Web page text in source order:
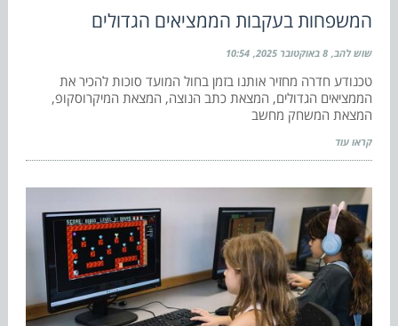
המשפחות בעקבות הממציאים הגדולים
שוש להב 8 באוקטובר 2025 10:54
טכנודע חדרה מחזיר אותנו בזמן בחול המועד סוכות להכיר את
הממציאים הגדולים, המצאת כתב הנוצה, המצאת המיקרוסקופ,
המצאת המשחק מחשב
קראו עוד